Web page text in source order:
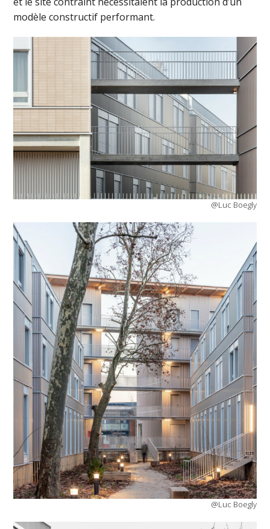
modèle constructif performant.
@Luc Boegly
@Luc Boegly